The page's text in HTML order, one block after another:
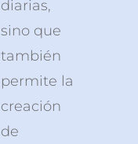
diarias,
sino que
también
permite la
creación
de